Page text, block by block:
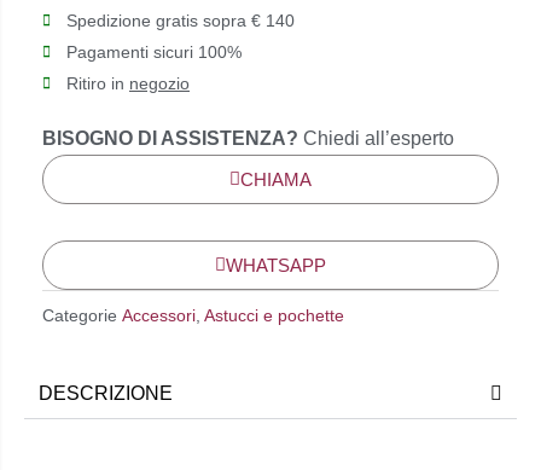
Spedizione gratis sopra € 140
Pagamenti sicuri 100%
Ritiro in negozio
BISOGNO DI ASSISTENZA? Chiedi all’esperto
CHIAMA
WHATSAPP
Categorie Accessori, Astucci e pochette
DESCRIZIONE